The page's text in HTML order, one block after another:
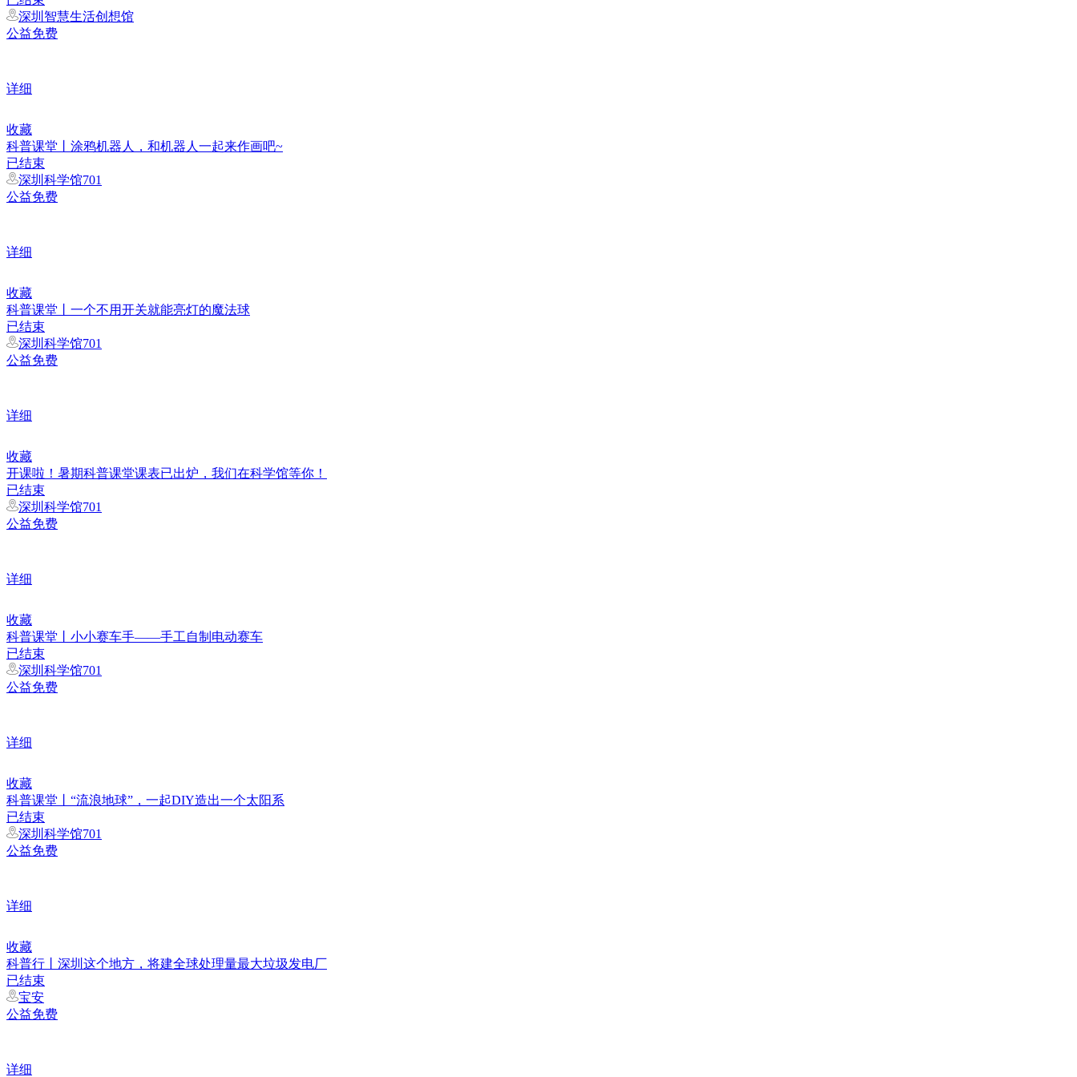
深圳智慧生活创想馆
公益免费
详细
收藏
科普课堂丨涂鸦机器人，和机器人一起来作画吧~
已结束
深圳科学馆701
公益免费
详细
收藏
科普课堂丨一个不用开关就能亮灯的魔法球
已结束
深圳科学馆701
公益免费
详细
收藏
开课啦！暑期科普课堂课表已出炉，我们在科学馆等你！
已结束
深圳科学馆701
公益免费
详细
收藏
科普课堂丨小小赛车手——手工自制电动赛车
已结束
深圳科学馆701
公益免费
详细
收藏
科普课堂丨“流浪地球”，一起DIY造出一个太阳系
已结束
深圳科学馆701
公益免费
详细
收藏
科普行丨深圳这个地方，将建全球处理量最大垃圾发电厂
已结束
宝安
公益免费
详细